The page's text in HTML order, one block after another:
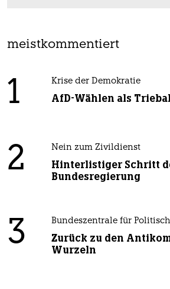
meistkommentiert
1 Krise der Demokratie
AfD-Wählen als
2 Nein zum Zivildienst
Hinterlistiger Schritt
Bundesregierung
3 Bundeszentrale für
Zurück zu den
Wurzeln